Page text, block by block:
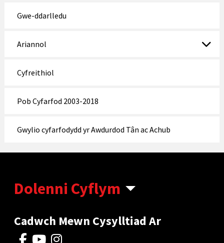
Gwe-ddarlledu
Ariannol
Cyfreithiol
Pob Cyfarfod 2003-2018
Gwylio cyfarfodydd yr Awdurdod Tân ac Achub
Dolenni Cyflym
Cadwch Mewn Cysylltiad Ar